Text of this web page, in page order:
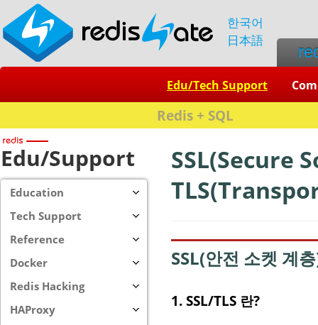
한국어
日本語
Edu/Tech Support
Redis + SQL
Edu/Support
Education
Tech Support
Reference
Docker
Redis Hacking
HAProxy
SSL(Secure
SSL(안전 소켓 계
1. SSL/TLS 란?